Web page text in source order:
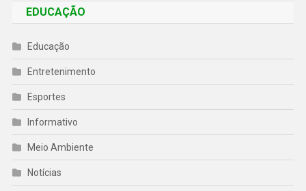
EDUCAÇÃO
Educação
Entretenimento
Esportes
Informativo
Meio Ambiente
Notícias